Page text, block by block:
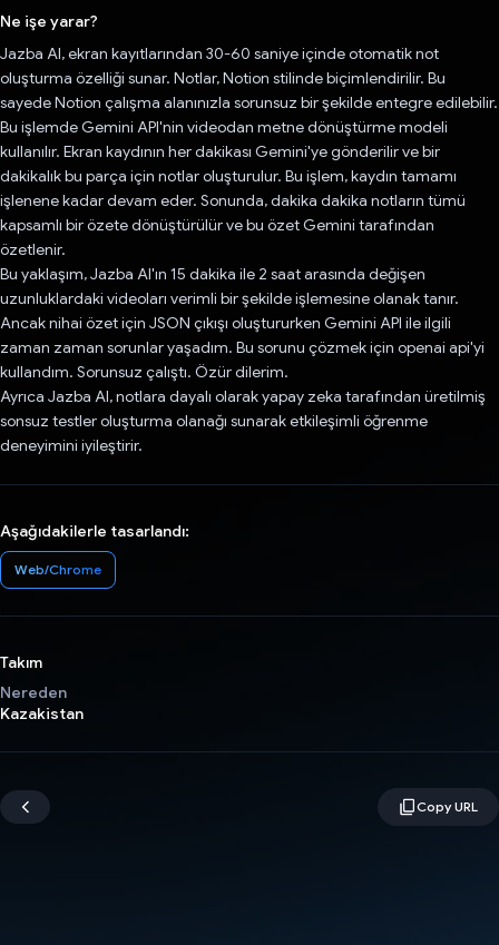
Ne işe yarar?
Jazba AI, ekran kayıtlarından 30-60 saniye içinde otomatik not
oluşturma özelliği sunar. Notlar, Notion stilinde biçimlendirilir. Bu
sayede Notion çalışma alanınızla sorunsuz bir şekilde entegre edilebilir.
Bu işlemde Gemini API'nin videodan metne dönüştürme modeli
kullanılır. Ekran kaydının her dakikası Gemini'ye gönderilir ve bir
dakikalık bu parça için notlar oluşturulur. Bu işlem, kaydın tamamı
işlenene kadar devam eder. Sonunda, dakika dakika notların tümü
kapsamlı bir özete dönüştürülür ve bu özet Gemini tarafından
özetlenir.
Bu yaklaşım, Jazba AI'ın 15 dakika ile 2 saat arasında değişen
uzunluklardaki videoları verimli bir şekilde işlemesine olanak tanır.
Ancak nihai özet için JSON çıkışı oluştururken Gemini API ile ilgili
zaman zaman sorunlar yaşadım. Bu sorunu çözmek için openai api'yi
kullandım. Sorunsuz çalıştı. Özür dilerim.
Ayrıca Jazba AI, notlara dayalı olarak yapay zeka tarafından üretilmiş
sonsuz testler oluşturma olanağı sunarak etkileşimli öğrenme
deneyimini iyileştirir.
Aşağıdakilerle tasarlandı:
Web/Chrome
Takım
Nereden
Kazakistan